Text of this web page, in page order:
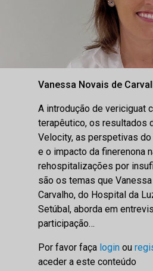
Vanessa Novais de
A introdução de vericiguat
terapêutico, os resultados
Velocity, as perspetivas do
e o impacto da finerenona
rehospitalizações por
são os temas que
Carvalho, do Hospital da
Setúbal, aborda em
participação…
Por favor faça login ou
aceder a este conteúdo